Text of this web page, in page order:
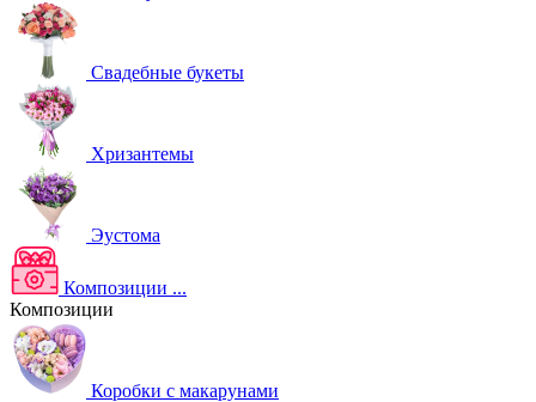
Свадебные букеты
Хризантемы
Эустома
Композиции ...
Композиции
Коробки с макарунами